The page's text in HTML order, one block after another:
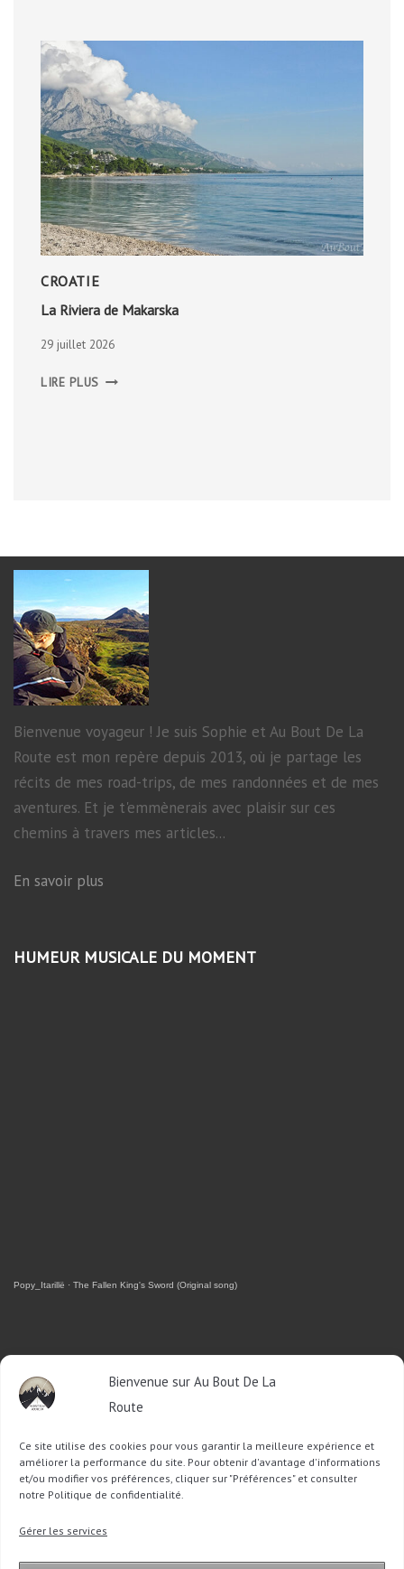
Bienvenue sur Au Bout De La
Route
Ce site utilise des cookies pour vous garantir la meilleure expérience et
améliorer la performance du site. Pour obtenir d'avantage d'informations
et/ou modifier vos préférences, cliquer sur "Préférences" et consulter
notre Politique de confidentialité.
Gérer les services
CROATIE
La Riviera de Makarska
29 juillet 2026
LIRE PLUS RIVIERA
Bienvenue voyageur ! Je suis Sophie et Au Bout De La
Route est mon repère depuis 2013, où je partage les
récits de mes road-trips, de mes randonnées et de mes
aventures. Et je t'emmènerais avec plaisir sur ces
chemins à travers mes articles...
En savoir plus
HUMEUR MUSICALE DU MOMENT
Popy_Itarillë · The Fallen King's Sword (Original song)
RETROUVEZ-MOI SUR FACEBOOK
OU SUR TWITTER
Follow @Sophie_ABDLRTweet to @Sophie_ABDLR